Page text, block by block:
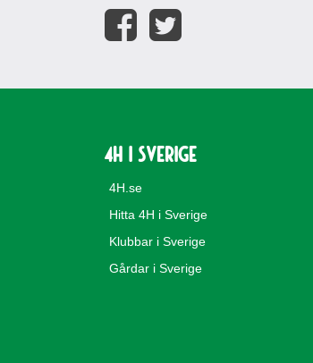
4H i Sverige
4H.se
Hitta 4H i Sverige
Klubbar i Sverige
Gårdar i Sverige